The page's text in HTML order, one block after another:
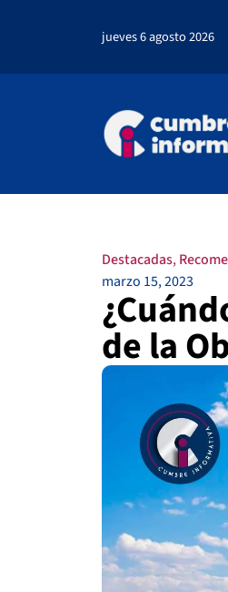
jueves 6 agosto 2026
Destacadas,
marzo 15, 2023
de la